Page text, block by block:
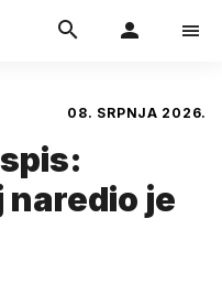
08. SRPNJA 2026.
naredio je